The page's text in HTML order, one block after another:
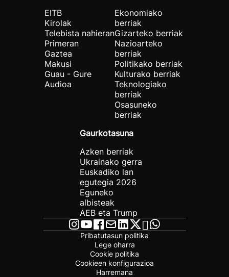
EITB
Kirolak
Telebista nahieran
Primeran
Gaztea
Makusi
Guau - Gure
Audioa
Ekonomiako
berriak
Gizarteko berriak
Nazioarteko
berriak
Politikako berriak
Kulturako berriak
Teknologiako
berriak
Osasuneko
berriak
Gaurkotasuna
Azken berriak
Ukrainako gerra
Euskadiko lan
egutegia 2026
Eguneko
albisteak
AEB eta Trump
Pribatutasun politika
Lege oharra
Cookie politika
Cookieen konfigurazioa
Harremana